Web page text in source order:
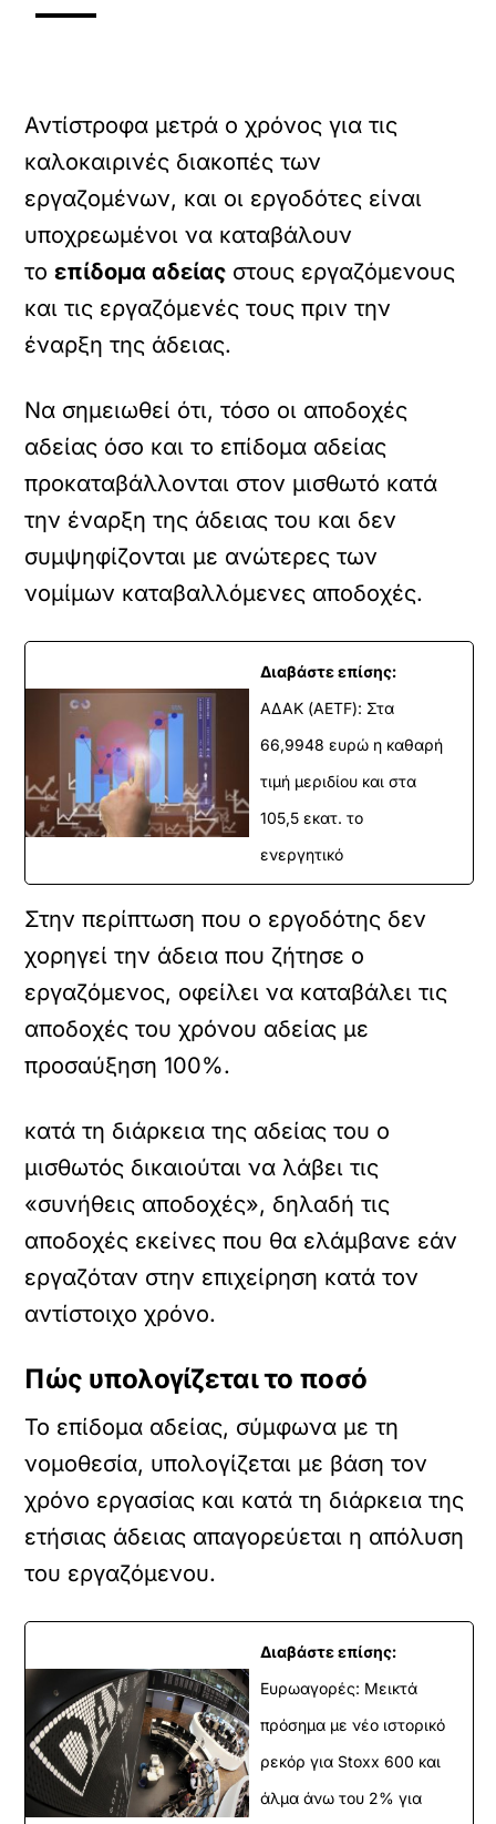
Αντίστροφα μετρά ο χρόνος για τις
καλοκαιρινές διακοπές των
εργαζομένων, και οι εργοδότες είναι
υποχρεωμένοι να καταβάλουν
τοεπίδομα αδείας στους εργαζόμενους
και τις εργαζόμενές τους πριν την
έναρξη της άδειας.
Να σημειωθεί ότι, τόσο οι αποδοχές
αδείας όσο και το επίδομα αδείας
προκαταβάλλονται στον μισθωτό κατά
την έναρξη της άδειας του και δεν
συμψηφίζονται με ανώτερες των
νομίμων καταβαλλόμενες αποδοχές.
Διαβάστε επίσης:
ΑΔΑΚ (AETF): Στα
66,9948 ευρώ η καθαρή
τιμή μεριδίου και στα
105,5 εκατ. το
ενεργητικό
Στην περίπτωση που ο εργοδότης δεν
χορηγεί την άδεια που ζήτησε ο
εργαζόμενος, οφείλει να καταβάλει τις
αποδοχές του χρόνου αδείας με
προσαύξηση 100%.
κατά τη διάρκεια της αδείας του ο
μισθωτός δικαιούται να λάβει τις
«συνήθεις αποδοχές», δηλαδή τις
αποδοχές εκείνες που θα ελάμβανε εάν
εργαζόταν στην επιχείρηση κατά τον
αντίστοιχο χρόνο.
Πώς υπολογίζεται το ποσό
Το επίδομα αδείας, σύμφωνα με τη
νομοθεσία, υπολογίζεται με βάση τον
χρόνο εργασίας και κατά τη διάρκεια της
ετήσιας άδειας απαγορεύεται η απόλυση
του εργαζόμενου.
Διαβάστε επίσης:
Ευρωαγορές: Μεικτά
πρόσημα με νέο ιστορικό
ρεκόρ για Stoxx 600 και
άλμα άνω του 2% για